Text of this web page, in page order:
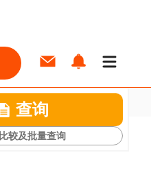
查询
比较及批量查询